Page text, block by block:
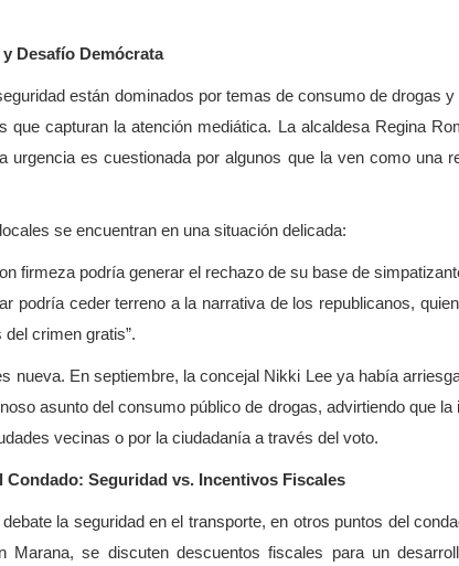
Desafío Demócrata
están dominados por temas de consumo de drogas
que capturan la atención mediática. La alcaldesa Regina
urgencia es cuestionada por algunos que la ven como una
se encuentran en una situación delicada:
firmeza podría generar el rechazo de su base de
podría ceder terreno a la narrativa de los republicanos,
del crimen gratis”.
nueva. En septiembre, la concejal Nikki Lee ya había
asunto del consumo público de drogas, advirtiendo que
vecinas o por la ciudadanía a través del voto.
Condado: Seguridad vs. Incentivos Fiscales
la seguridad en el transporte, en otros puntos del
Marana, se discuten descuentos fiscales para un